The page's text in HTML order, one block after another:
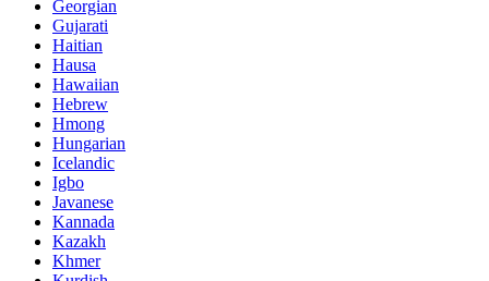
Georgian
Gujarati
Haitian
Hausa
Hawaiian
Hebrew
Hmong
Hungarian
Icelandic
Igbo
Javanese
Kannada
Kazakh
Khmer